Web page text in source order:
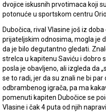
dvojice iskusnih prvotimaca koji
potonuće u sportskom centru
Dubočica, rival Vlasine još iz
prijateljskim odnosima, mogla je
da je bilo degutantno gledati.
strelca u kapitenu Saviću i dobro
posla je obavljeno, ali izgleda da
se to radi, jer da su znali ne bi
odbrambenog igrača, pa ma
pomenuti kapiten Dubočice se
Vlasine i čak 4 puta od njih